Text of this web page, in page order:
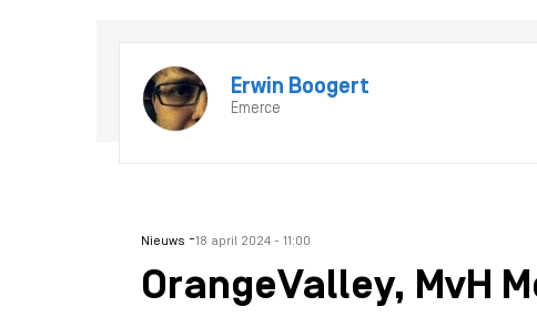
Erwin Boogert
Emerce
Nieuws -18 april 2024 - 11:00
OrangeValley, MvH